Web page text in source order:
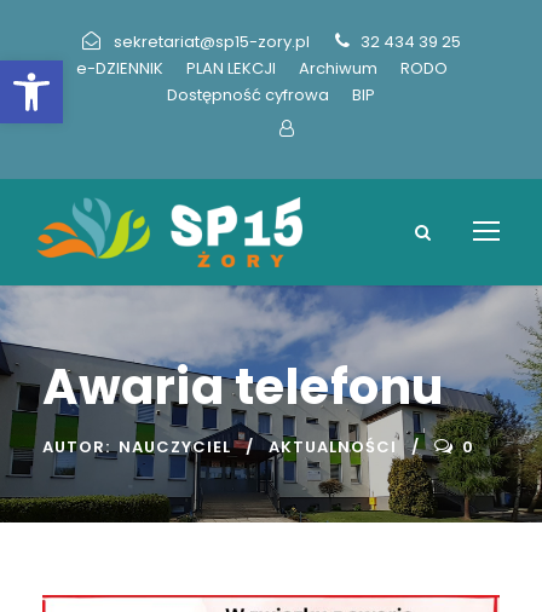
Otwórz pasek narzędzi
sekretariat@sp15-zory.pl
32 434 39 25
e-DZIENNIK
PLAN LEKCJI Archiwum
RODO
Dostępność cyfrowa
BIP
Awaria telefonu
AUTOR: NAUCZYCIEL AKTUALNOŚCI 0